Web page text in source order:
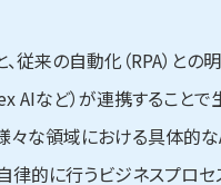
従来の自動化（RPA）との
など）が連携することで
様々な領域における具体
律的に行うビジネスプロ